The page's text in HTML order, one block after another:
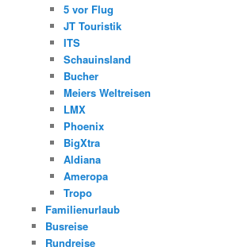
5 vor Flug
JT Touristik
ITS
Schauinsland
Bucher
Meiers Weltreisen
LMX
Phoenix
BigXtra
Aldiana
Ameropa
Tropo
Familienurlaub
Busreise
Rundreise